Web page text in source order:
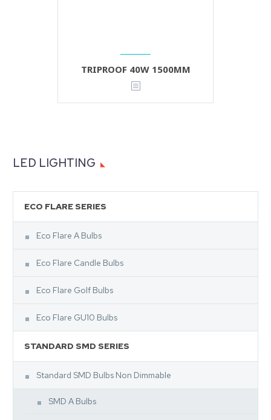
TRIPROOF 40W 1500MM
LED LIGHTING
ECO FLARE SERIES
Eco Flare A Bulbs
Eco Flare Candle Bulbs
Eco Flare Golf Bulbs
Eco Flare GU10 Bulbs
STANDARD SMD SERIES
Standard SMD Bulbs Non Dimmable
SMD A Bulbs